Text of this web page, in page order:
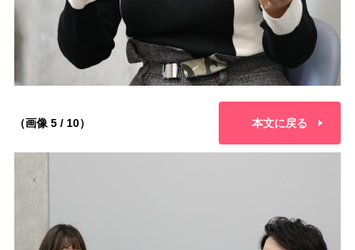
（画像 5 / 10） 本文に戻る